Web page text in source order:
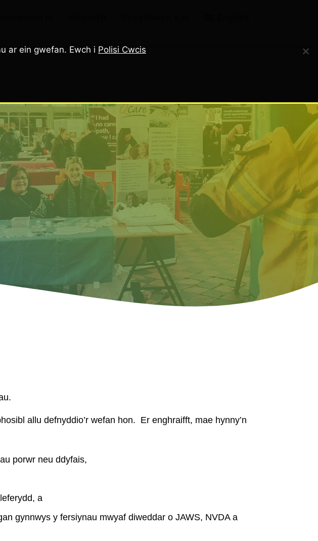
ar ein gwefan. Ewch i Polisi Cwcis
allu defnyddio’r wefan hon. Er enghraifft, mae hynny’n
porwr neu ddyfais,
a
gynnwys y fersiynau mwyaf diweddar o JAWS, NVDA a